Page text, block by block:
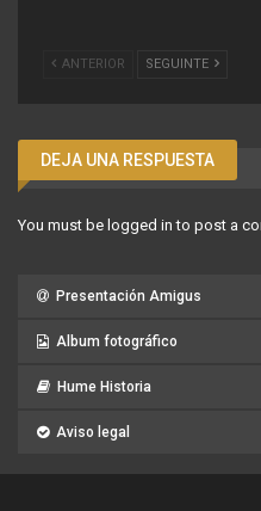
ANTERIOR SEGUINTE
DEJA UNA RESPUESTA
You must be logged in to post a
Presentación Amigus
Album fotográfico
Hume Historia
Aviso legal